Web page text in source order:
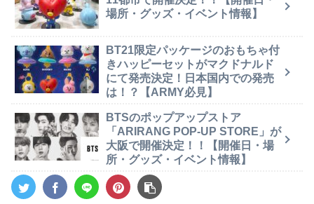
場所・グッズ・イベント情報】
BT21限定パッケージのおもちゃ付
きハッピーセットがマクドナルド
にて発売決定！日本国内での発売
は！？【ARMY必見】
BTSのポップアップストア
「ARIRANG POP-UP STORE」が
大阪で開催決定！！【開催日・場
所・グッズ・イベント情報】